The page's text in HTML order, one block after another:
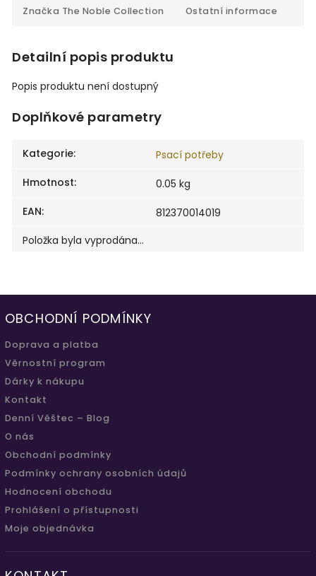
Značka The Noble Collection Ostatní informace
Detailní popis produktu
Popis produktu není dostupný
Doplňkové parametry
Kategorie:
Psací potřeby
Hmotnost:
0.05 kg
EAN:
812370014019
Položka byla vyprodána…
OBCHODNÍ PODMÍNKY
Doprava a platba
Věrnostní program
Dárky k nákupu
Kontakt
Denní Věštec – Blog
O nás
Obchodní podmínky
Podmínky ochrany osobních údajů
Hodnocení obchodu
Prohlášení o přístupnosti
Moje objednávka